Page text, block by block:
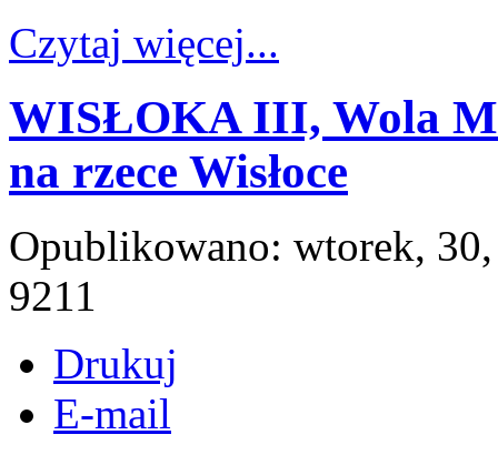
Czytaj więcej...
WISŁOKA III, Wola
na rzece Wisłoce
Opublikowano: wtorek,
9211
Drukuj
E-mail